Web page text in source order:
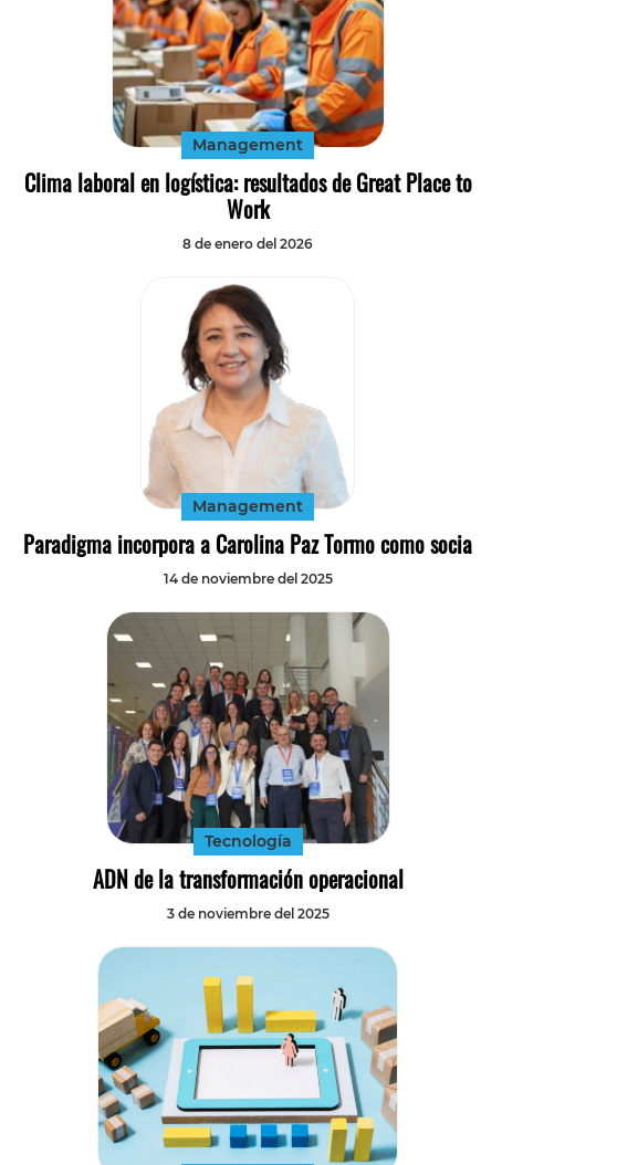
Management
Clima laboral en logística: resultados de Great Place to
Work
8 de enero del 2026
Management
Paradigma incorpora a Carolina Paz Tormo como socia
14 de noviembre del 2025
Tecnología
ADN de la transformación operacional
3 de noviembre del 2025